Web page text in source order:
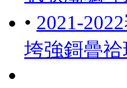
• 2021-
垮強鎶曡